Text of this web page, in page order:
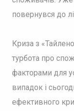
повернувся до
Криза з
турбота про
факторами для
випадок і
ефективного